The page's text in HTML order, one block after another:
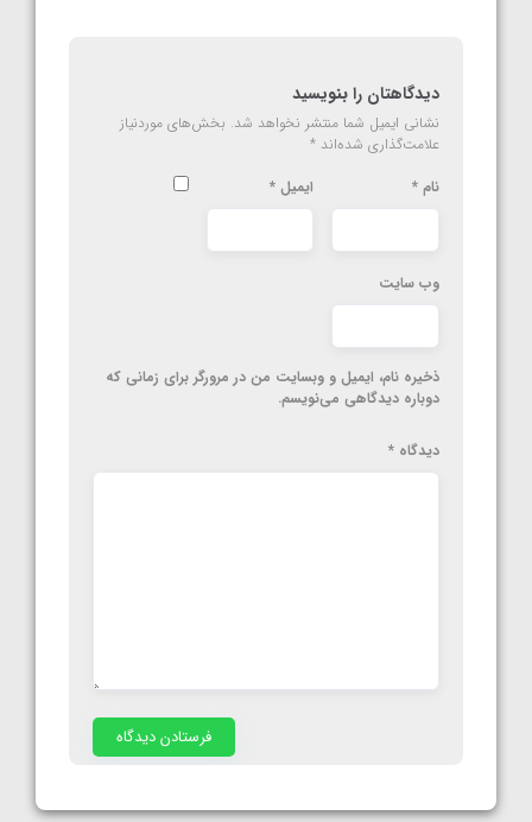
دیدگاهتان را بنویسید
نشانی ایمیل شما منتشر نخواهد شد. بخش‌های موردنیاز
علامت‌گذاری شده‌اند *
نام * ایمیل *
وب‌ سایت
ذخیره نام، ایمیل و وبسایت من در مرورگر برای زمانی که
دوباره دیدگاهی می‌نویسم.
دیدگاه *